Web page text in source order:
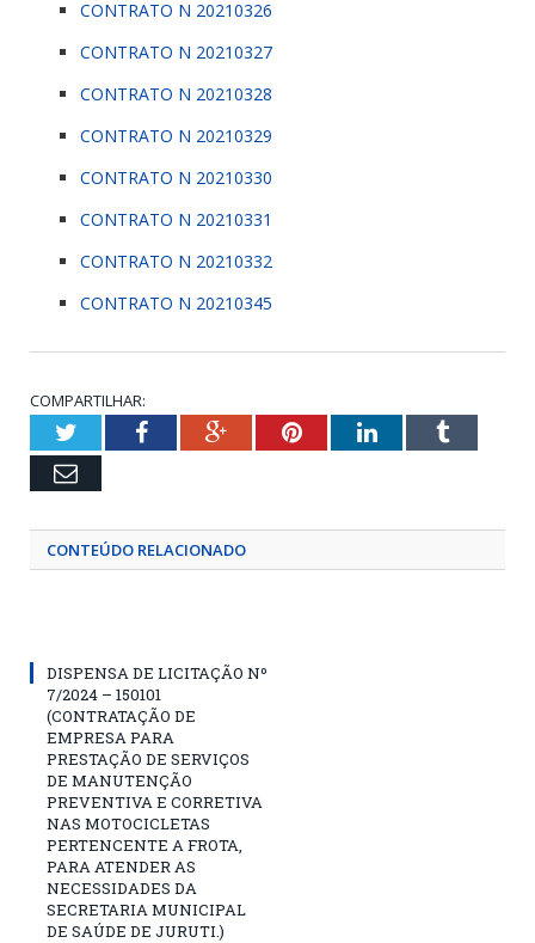
CONTRATO N 20210326
CONTRATO N 20210327
CONTRATO N 20210328
CONTRATO N 20210329
CONTRATO N 20210330
CONTRATO N 20210331
CONTRATO N 20210332
CONTRATO N 20210345
COMPARTILHAR:
TwitterFacebookGoogle+PinterestLinkedInTumblr
Email
CONTEÚDO RELACIONADO
DISPENSA DE LICITAÇÃO Nº
7/2024 – 150101
(CONTRATAÇÃO DE
EMPRESA PARA
PRESTAÇÃO DE SERVIÇOS
DE MANUTENÇÃO
PREVENTIVA E CORRETIVA
NAS MOTOCICLETAS
PERTENCENTE A FROTA,
PARA ATENDER AS
NECESSIDADES DA
SECRETARIA MUNICIPAL
DE SAÚDE DE JURUTI.)